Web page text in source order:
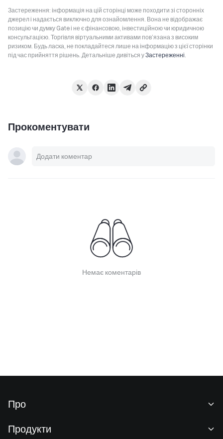
Застереження: інформація на цій сторінці може походити зі сторонніх
джерел і надається виключно для ознайомлення. Вона не відображає
позицію чи думку Gate і не є фінансовою, інвестиційною чи юридичною
консультацією. Торгівля віртуальними активами пов’язана з високим
ризиком. Будь ласка, не покладайтеся лише на інформацію з цієї сторінки
під час прийняття рішень. Детальніше дивіться уЗастереженні.
Прокоментувати
Немає коментарів
Про
Продукти